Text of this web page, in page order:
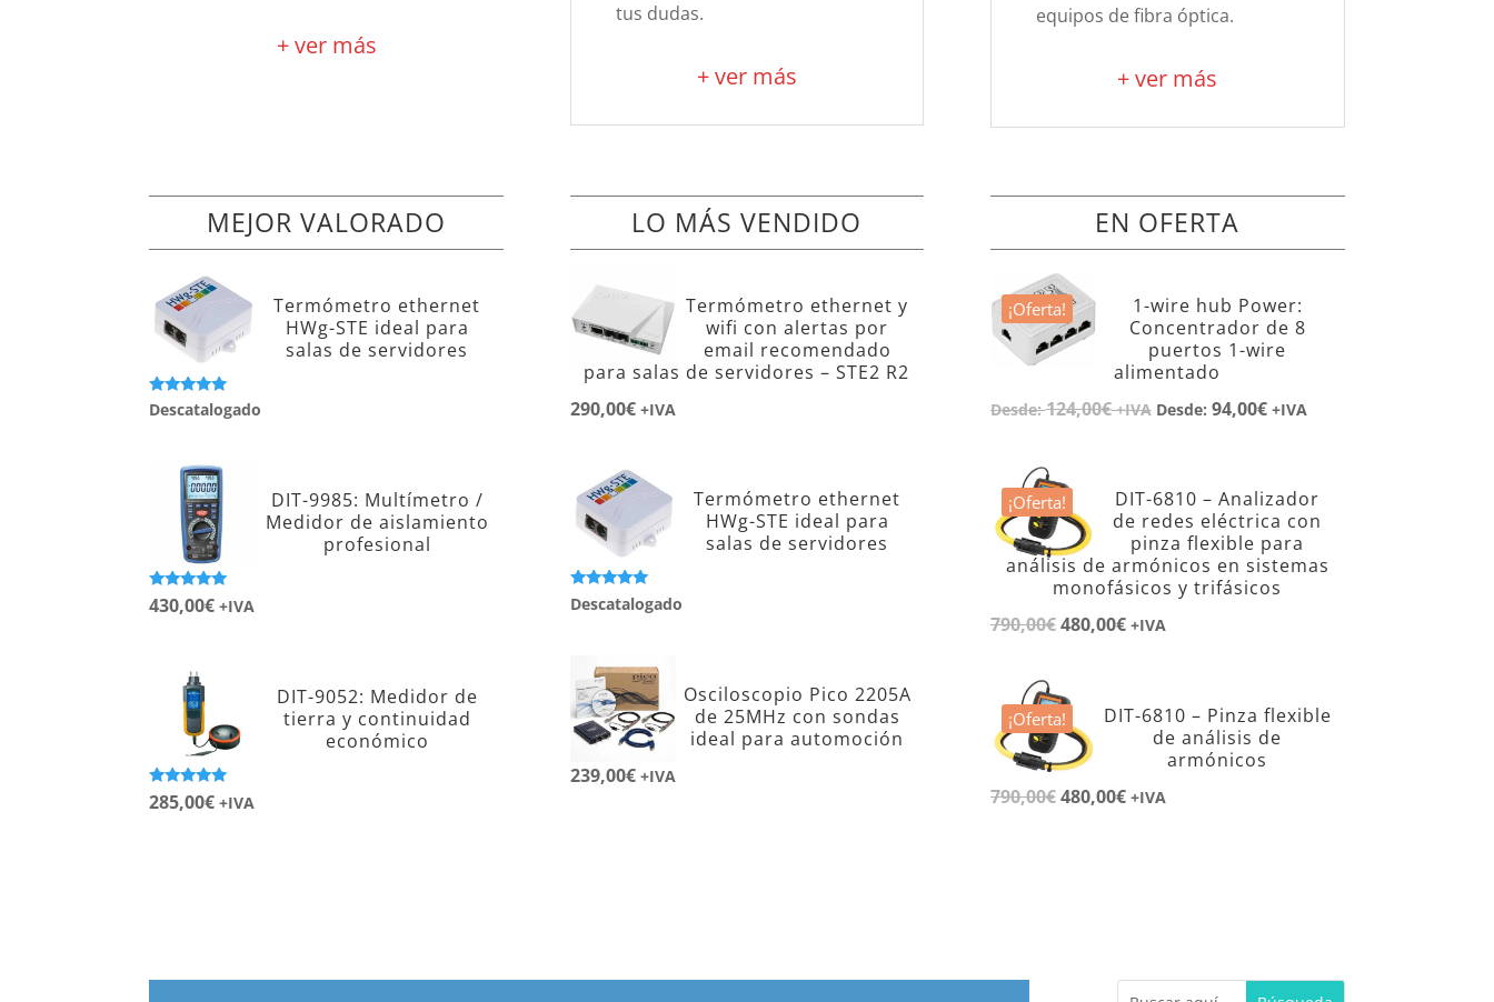
+ ver más
tus dudas.
+ ver más
equipos de fibra óptica.
+ ver más
MEJOR VALORADO
Termómetro ethernet
HWg-STE ideal para
salas de servidores
Valorado con
5.00
Descatalogado
DIT-9985: Multímetro /
Medidor de aislamiento
profesional
Valorado con
5.00
430,00€ +IVA
DIT-9052: Medidor de
tierra y continuidad
económico
Valorado con
5.00
285,00€ +IVA
LO MÁS VENDIDO
Termómetro ethernet y
wifi con alertas por
email recomendado
para salas de servidores – STE2 R2
290,00€ +IVA
Termómetro ethernet
HWg-STE ideal para
salas de servidores
Valorado con
5.00
Descatalogado
Osciloscopio Pico 2205A
de 25MHz con sondas
ideal para automoción
239,00€ +IVA
EN OFERTA
¡Oferta!
1-wire hub Power:
Concentrador de 8
puertos 1-wire
alimentado
Desde:124,00€+IVA Desde: 94,00€+IVA
¡Oferta!
DIT-6810 – Analizador
de redes eléctrica con
pinza flexible para
análisis de armónicos en sistemas
monofásicos y trifásicos
790,00€ El
era:
790,00€.
480,00€El
es:
480,00€.
+IVA
¡Oferta!
DIT-6810 – Pinza flexible
de análisis de
armónicos
790,00€ El
480,00€El+IVA